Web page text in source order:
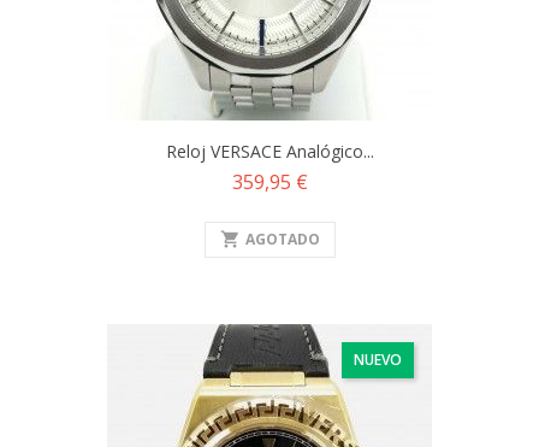
Reloj VERSACE Analógico...
Precio
359,95 €
shopping_cart AGOTADO
NUEVO